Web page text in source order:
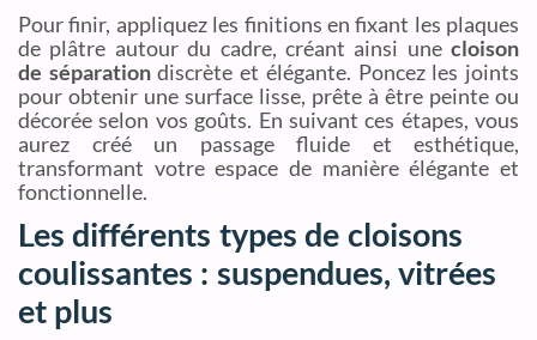
Pour finir, appliquez les finitions en fixant les plaques
de plâtre autour du cadre, créant ainsi une cloison
de séparationdiscrète et élégante. Poncez les joints
pour obtenir une surface lisse, prête à être peinte ou
décorée selon vos goûts. En suivant ces étapes, vous
aurez créé un passage fluide et esthétique,
transformant votre espace de manière élégante et
fonctionnelle.
Les différents types de cloisons
coulissantes : suspendues, vitrées
et plus